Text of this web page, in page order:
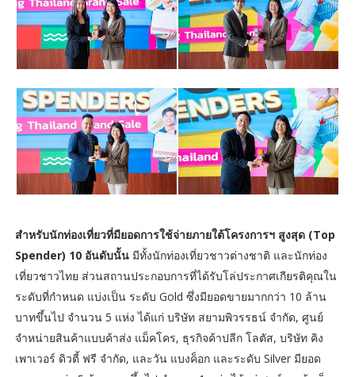
สำหรับนักท่องเที่ยวที่มียอดการใช้จ่ายภายใต้โครงการฯ สูงสุด (Top
Spender) 10 อันดับนั้น มีทั้งนักท่องเที่ยวชาวต่างชาติ และนักท่อง
เที่ยวชาวไทย ส่วนสถานประกอบการที่ได้รับโล่ประกาศเกียรติคุณใน
ระดับที่กำหนด แบ่งเป็น ระดับ Gold ซึ่งมียอดขายมากกว่า 10 ล้าน
บาทขึ้นไป จำนวน 5 แห่ง ได้แก่ บริษัท สยามพิวรรธน์ จำกัด, ศูนย์
จำหน่ายสินค้าแบบค้าส่ง แม็คโคร, ธุรกิจค้าปลีก โลตัส, บริษัท คิง
เพาเวอร์ ดิวตี้ ฟรี จำกัด, และวัน แบงค็อก และระดับ Silver มียอด